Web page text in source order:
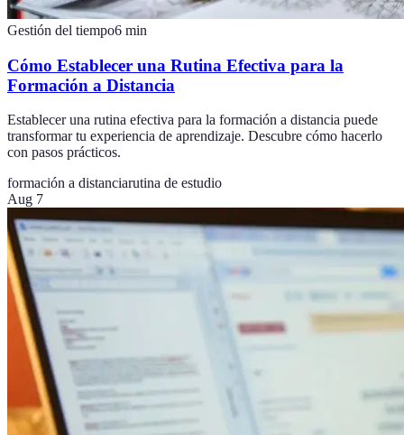
Gestión del tiempo6 min
Cómo Establecer una Rutina Efectiva para la
Formación a Distancia
Establecer una rutina efectiva para la formación a distancia puede
transformar tu experiencia de aprendizaje. Descubre cómo hacerlo
con pasos prácticos.
formación a distanciarutina de estudio
Aug 7